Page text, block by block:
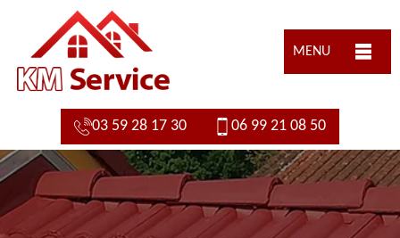
MENU
03 59 28 17 30 06 99 21 08 50